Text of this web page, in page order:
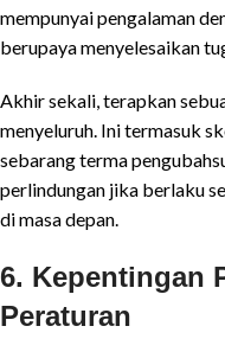
mempunyai pengalaman
berupaya menyelesaikan
Akhir sekali, terapkan
menyeluruh. Ini termasuk
sebarang terma
perlindungan jika berlaku
di masa depan.
6. Kepentingan
Peraturan